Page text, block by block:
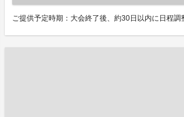
ご提供予定時期：大会終了後、約30日以内に日程調